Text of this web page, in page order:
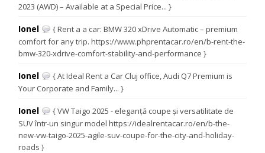
2023 (AWD) – Available at a Special Price... }
Ionel
{ Rent a a car: BMW 320 xDrive Automatic – premium
comfort for any trip. https://www.phprentacar.ro/en/b-rent-the-
bmw-320-xdrive-comfort-stability-and-performance }
Ionel
{ At Ideal Rent a Car Cluj office, Audi Q7 Premium is
Your Corporate and Family... }
Ionel
{ VW Taigo 2025 - eleganță coupe și versatilitate de
SUV într-un singur model https://idealrentacar.ro/en/b-the-
new-vw-taigo-2025-agile-suv-coupe-for-the-city-and-holiday-
roads }